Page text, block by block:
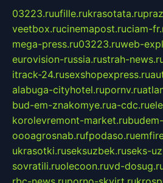
03223.ruufille.rukrasotata.ru
veetbox.rucinemapost.ruciam-
mega-press.ru03223.ruweb-
eurovision-russia.rustrah-
itrack-24.rusexshopexpress.ru
alabuga-cityhotel.rupornv.ru
bud-em-znakomye.rua-cdc.ru
korolevremont-market.ru
oooagrosnab.rufpodaso.ru
ukrasotki.ruseksuzbek.ruseks-
sovratili.ruolecoon.ruvd-